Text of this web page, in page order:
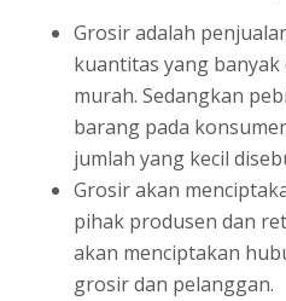
Grosir adalah
kuantitas yang
murah. Sedangkan
barang pada
jumlah yang kecil
Grosir akan
pihak produsen dan
akan menciptakan
grosir dan pelanggan.